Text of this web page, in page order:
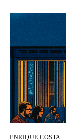
ENRIQUE COSTA -